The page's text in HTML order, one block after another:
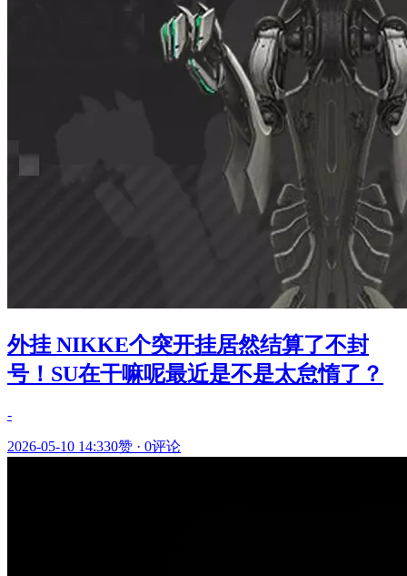
外挂 NIKKE个突开挂居然结算了不封
号！SU在干嘛呢最近是不是太怠惰了？
-
2026-05-10 14:330赞 · 0评论